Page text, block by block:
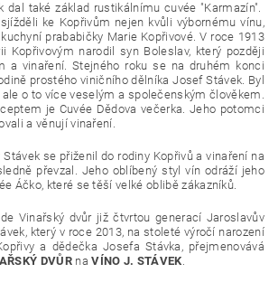
dal také základ rustikálnímu cuvée "Karmazín".
ke Kopřivům nejen kvůli výbornému vínu,
prababičky Marie Kopřivové. V roce 1913
Kopřivovým narodil syn Boleslav, který později
a vinaření. Stejného roku se na druhém konci
prostého viničního dělníka Josef Stávek. Byl
o to více veselým a společenským člověkem.
je Cuvée Dědova večerka. Jeho potomci
a věnují vinaření.
se přiženil do rodiny Kopřivů a vinaření na
převzal. Jeho oblíbený styl vín odráží jeho
Áčko, které se těší velké oblibě zákazníků.
Vinařský dvůr již čtvrtou generací Jaroslavův
který v roce 2013, na stoleté výročí narození
a dědečka Josefa Stávka, přejmenovává
DVŮRnaVÍNO J. STÁVEK.